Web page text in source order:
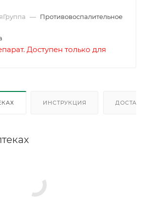
— Противовоспалительное
Доступен только для
ИНСТРУКЦИЯ